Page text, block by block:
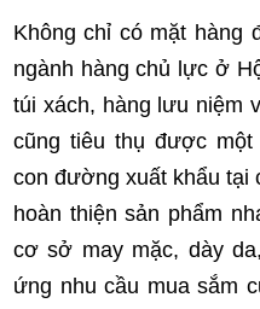
Không chỉ có mặt hàng
ngành hàng chủ lực ở
túi xách, hàng lưu niệm
cũng tiêu thụ được
con đường xuất khẩu tại
hoàn thiện sản phẩm
cơ sở may mặc, dày
ứng nhu cầu mua sắm